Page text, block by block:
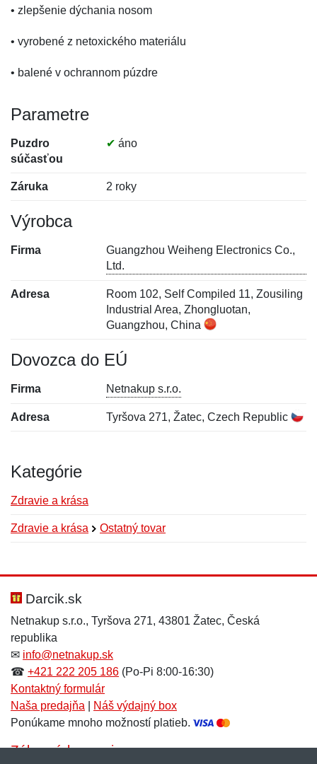
• zlepšenie dýchania nosom
• vyrobené z netoxického materiálu
• balené v ochrannom púzdre
Parametre
Puzdro
súčasťou
✔ áno
Záruka 2 roky
Výrobca
Firma
Guangzhou Weiheng Electronics Co.,
Ltd.
Adresa
Room 102, Self Compiled 11, Zousiling
Industrial Area, Zhongluotan,
Guangzhou, China
Dovozca do EÚ
Firma Netnakup s.r.o.
Adresa Tyršova 271, Žatec, Czech Republic
Kategórie
Zdravie a krása
Zdravie a krása Ostatný tovar
Hodnotenie:
Meno:*
E-mail:
Meno:
E-mail:*
Správa*
Darcik.sk
Netnakup s.r.o., Tyršova 271, 43801 Žatec, Česká
republika
✉ info@netnakup.sk
☎ +421 222 205 186 (Po-Pi 8:00-16:30)
Kontaktný formulár
Naša predajňa
Náš výdajný box
Ponúkame mnoho možností platieb.
Zákaznícky servis